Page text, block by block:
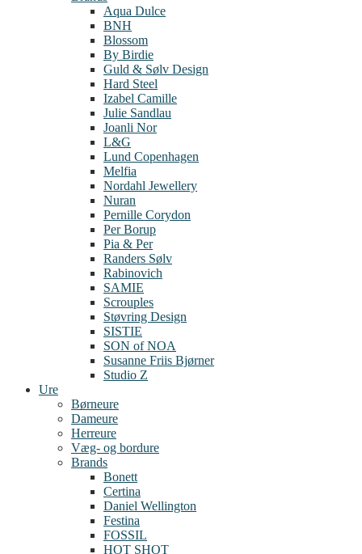
Aqua Dulce
BNH
Blossom
By Birdie
Guld & Sølv Design
Hard Steel
Izabel Camille
Julie Sandlau
Joanli Nor
L&G
Lund Copenhagen
Melfia
Nordahl Jewellery
Nuran
Pernille Corydon
Per Borup
Pia & Per
Randers Sølv
Rabinovich
SAMIE
Scrouples
Støvring Design
SISTIE
SON of NOA
Susanne Friis Bjørner
Studio Z
Ure
Børneure
Dameure
Herreure
Væg- og bordure
Brands
Bonett
Certina
Daniel Wellington
Festina
FOSSIL
HOT SHOT